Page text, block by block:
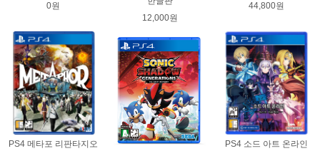
0원
12,000원
44,800원
PS4 메타포 리판타지오
PS4 소드 아트 온라인